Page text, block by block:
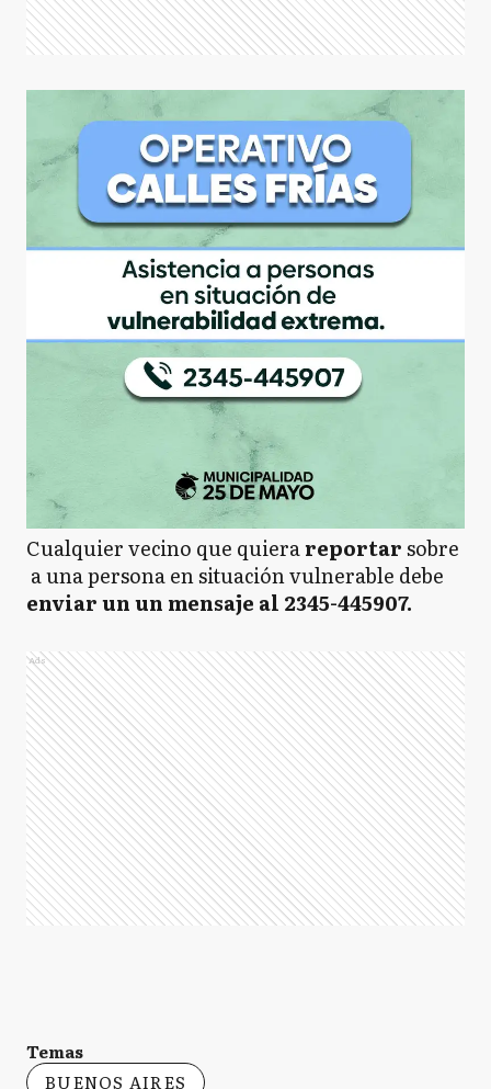
Cualquier vecino que quierareportarsobre
a una persona en situación vulnerable debe
enviar un un mensaje al 2345-445907.
Ads
Temas
BUENOS AIRES